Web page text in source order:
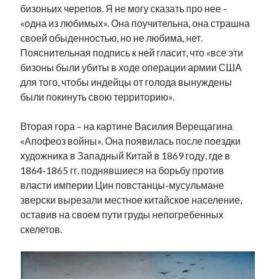
бизоньих черепов. Я не могу сказать про нее –
«одна из любимых». Она поучительна, она страшна
своей обыденностью, но не любима, нет.
Пояснительная подпись к ней гласит, что «все эти
бизоны были убиты в ходе операции армии США
для того, чтобы индейцы от голода вынуждены
были покинуть свою территорию».
Вторая гора – на картине Василия Верещагина
«Апофеоз войны». Она появилась после поездки
художника в Западный Китай в 1869 году, где в
1864-1865 гг. поднявшиеся на борьбу против
власти империи Цин повстанцы-мусульмане
зверски вырезали местное китайское население,
оставив на своем пути груды непогребенных
скелетов.